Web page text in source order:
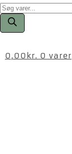
Products
search
0,00 kr. 0 varer